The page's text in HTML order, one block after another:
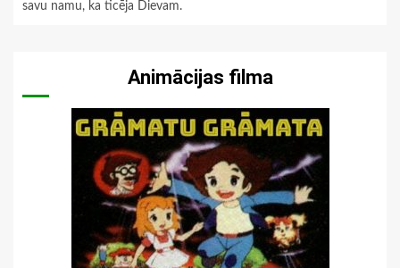
savu namu, ka ticēja Dievam.
Animācijas filma